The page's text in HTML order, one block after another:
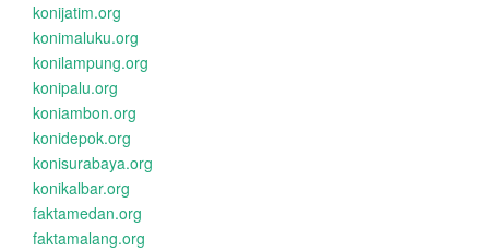
konijatim.org
konimaluku.org
konilampung.org
konipalu.org
koniambon.org
konidepok.org
konisurabaya.org
konikalbar.org
faktamedan.org
faktamalang.org